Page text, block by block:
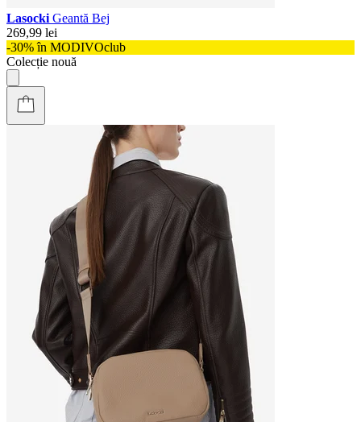
Lasocki Geantă Bej
269,99 lei
-30% în MODIVOclub
Colecție nouă